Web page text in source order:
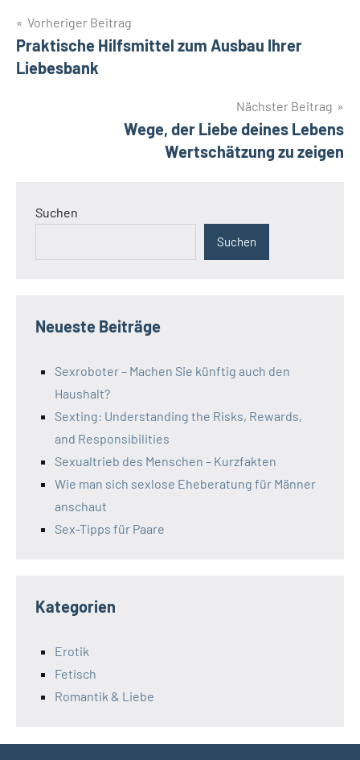
Beitragsnavigation
Vorheriger Beitrag
Praktische Hilfsmittel zum Ausbau Ihrer
Liebesbank
Nächster Beitrag
Wege, der Liebe deines Lebens
Wertschätzung zu zeigen
Suchen
Suchen
Neueste Beiträge
Sexroboter – Machen Sie künftig auch den
Haushalt?
Sexting: Understanding the Risks, Rewards,
and Responsibilities
Sexualtrieb des Menschen – Kurzfakten
Wie man sich sexlose Eheberatung für Männer
anschaut
Sex-Tipps für Paare
Kategorien
Erotik
Fetisch
Romantik & Liebe